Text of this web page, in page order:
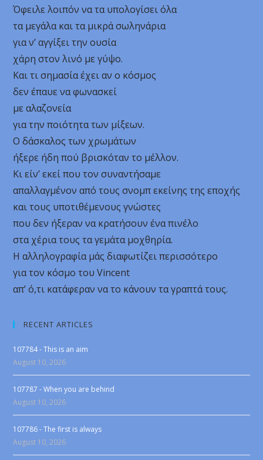
Όφειλε λοιπόν να τα υπολογίσει όλα
τα μεγάλα και τα μικρά σωληνάρια
για ν’ αγγίξει την ουσία
χάρη στον λινό με γύψο.
Και τι σημασία έχει αν ο κόσμος
δεν έπαυε να φωνασκεί
με αλαζονεία
για την ποιότητα των μίξεων.
Ο δάσκαλος των χρωμάτων
ήξερε ήδη πού βρισκόταν το μέλλον.
Κι είν’ εκεί που τον συναντήσαμε
απαλλαγμένον από τους σνομπ εκείνης της εποχής
και τους υποτιθέμενους γνώστες
που δεν ήξεραν να κρατήσουν ένα πινέλο
στα χέρια τους τα γεμάτα μοχθηρία.
Η αλληλογραφία μάς διαφωτίζει περισσότερο
για τον κόσμο του Vincent
απ’ ό,τι κατάφεραν να το κάνουν τα γραπτά τους.
RECENT ARTICLES
107784 - This is an aim
August 10, 2026
107787 - When you are behind
August 10, 2026
107786 - The first is always
August 10, 2026